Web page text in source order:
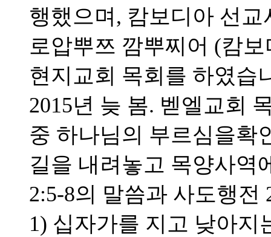
행했으며, 캄보디아 선
로압뿌쯔 깜뿌찌어 (캄
현지교회 목회를 하였습
2015년 늦 봄. 벧엘교회
중 하나님의 부르심을확
길을 내려놓고 목양사역
2:5-8의 말씀과 사도행전
1) 십자가를 지고 낮아지